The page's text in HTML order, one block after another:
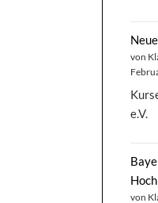
von
e.V.
von